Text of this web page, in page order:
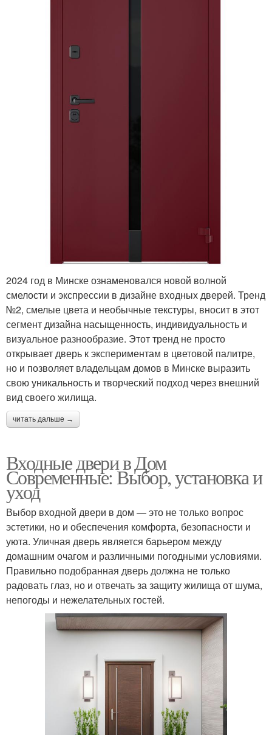
2024 год в Минске ознаменовался новой волной
смелости и экспрессии в дизайне входных дверей. Тренд
№2, смелые цвета и необычные текстуры, вносит в этот
сегмент дизайна насыщенность, индивидуальность и
визуальное разнообразие. Этот тренд не просто
открывает дверь к экспериментам в цветовой палитре,
но и позволяет владельцам домов в Минске выразить
свою уникальность и творческий подход через внешний
вид своего жилища.
читать дальше →
Входные двери в Дом
Современные: Выбор, установка и
уход
Выбор входной двери в дом — это не только вопрос
эстетики, но и обеспечения комфорта, безопасности и
уюта. Уличная дверь является барьером между
домашним очагом и различными погодными условиями.
Правильно подобранная дверь должна не только
радовать глаз, но и отвечать за защиту жилища от шума,
непогоды и нежелательных гостей.